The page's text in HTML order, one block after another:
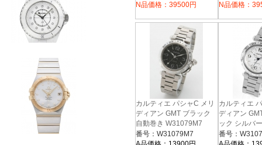
N品価格：39500円
N品価格：
カルティエ パシャC メリ
ディアン GMT ブラック
自動巻き W31079M7
番号：W31079M7
カルティエ
ディアン
ック シルバ
W31078M7
番号：